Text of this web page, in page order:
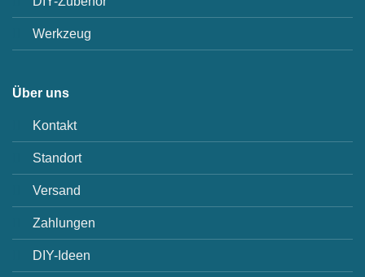
Werkzeug
Über uns
Kontakt
Standort
Versand
Zahlungen
DIY-Ideen